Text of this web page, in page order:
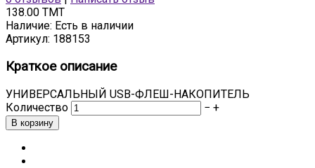
138.00 TMT
Наличие: Есть в наличии
Артикул: 188153
Краткое описание
УНИВЕРСАЛЬНЫЙ USB-ФЛЕШ-НАКОПИТЕЛЬ
Количество
− +